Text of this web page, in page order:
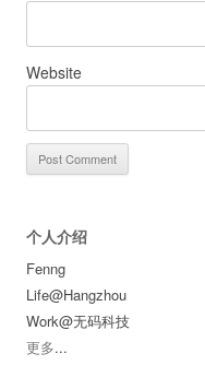
Website
个人介绍
Fenng
Life@Hangzhou
Work@无码科技
更多...